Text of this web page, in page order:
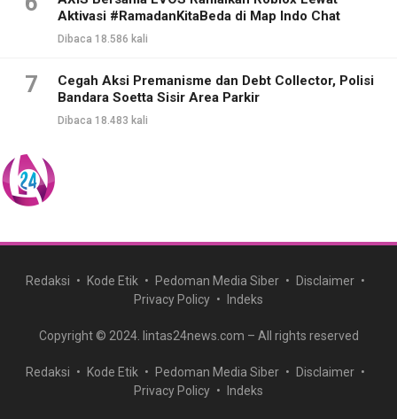
Aktivasi #RamadanKitaBeda di Map Indo Chat
Dibaca 18.586 kali
7
Cegah Aksi Premanisme dan Debt Collector, Polisi
Bandara Soetta Sisir Area Parkir
Dibaca 18.483 kali
Redaksi Kode Etik Pedoman Media Siber
Disclaimer
Privacy Policy
Indeks
Copyright © 2024. lintas24news.com – All rights reserved
Redaksi Kode Etik Pedoman Media Siber
Disclaimer
Privacy Policy
Indeks